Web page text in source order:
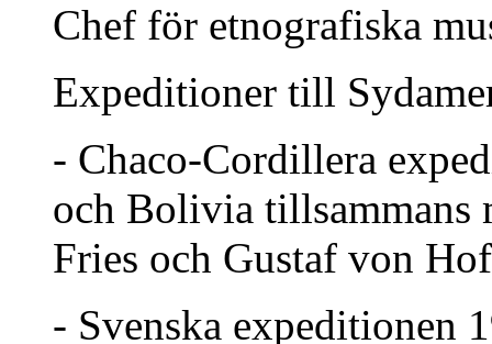
Chef för etnografiska
Expeditioner till
- Chaco-Cordillera
och Bolivia tillsammans
Fries och Gustaf von
- Svenska expeditionen